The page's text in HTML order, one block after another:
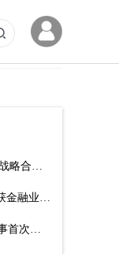
江苏惠利生物科技有限公司荣获鲁南制药“战略合作伙伴”称号！
中国平安蝉联2024“金融业先锋30”第一名 获金融业ESG最高五星评级
2024平潭国际赛车嘉年华燃情开赛 两大赛事首次亮相岚岛